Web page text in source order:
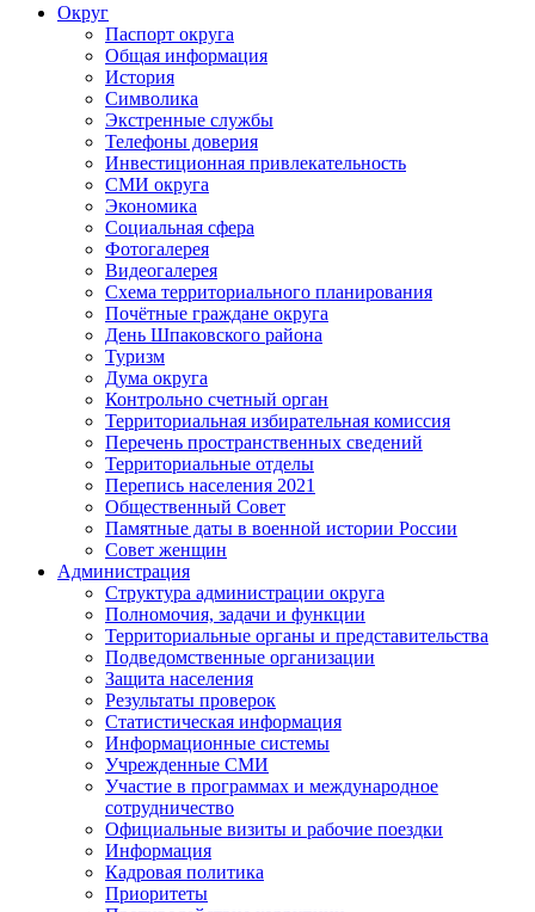
Округ
Паспорт округа
Общая информация
История
Символика
Экстренные службы
Телефоны доверия
Инвестиционная привлекательность
СМИ округа
Экономика
Социальная сфера
Фотогалерея
Видеогалерея
Схема территориального планирования
Почётные граждане округа
День Шпаковского района
Туризм
Дума округа
Контрольно счетный орган
Территориальная избирательная комиссия
Перечень пространственных сведений
Территориальные отделы
Перепись населения 2021
Общественный Совет
Памятные даты в военной истории России
Совет женщин
Администрация
Структура администрации округа
Полномочия, задачи и функции
Территориальные органы и представительства
Подведомственные организации
Защита населения
Результаты проверок
Статистическая информация
Информационные системы
Учрежденные СМИ
Участие в программах и международное
сотрудничество
Официальные визиты и рабочие поездки
Информация
Кадровая политика
Приоритеты